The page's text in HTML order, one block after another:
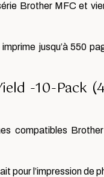
Brother MFC et
jusqu’à 550
-10-Pack
compatibles
l’impression de